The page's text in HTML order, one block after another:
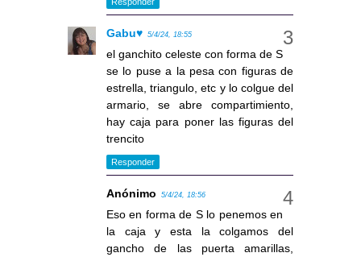
Gabu♥ 5/4/24, 18:55
el ganchito celeste con forma de S
se lo puse a la pesa con figuras de
estrella, triangulo, etc y lo colgue del
armario, se abre compartimiento,
hay caja para poner las figuras del
trencito
Responder
Anónimo 5/4/24, 18:56
Eso en forma de S lo penemos en
la caja y esta la colgamos del
gancho de las puerta amarillas,